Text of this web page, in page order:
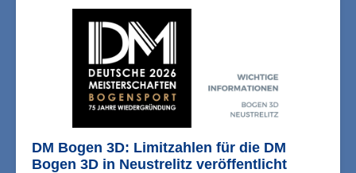
DM Bogen 3D: Limitzahlen für die DM
Bogen 3D in Neustrelitz veröffentlicht